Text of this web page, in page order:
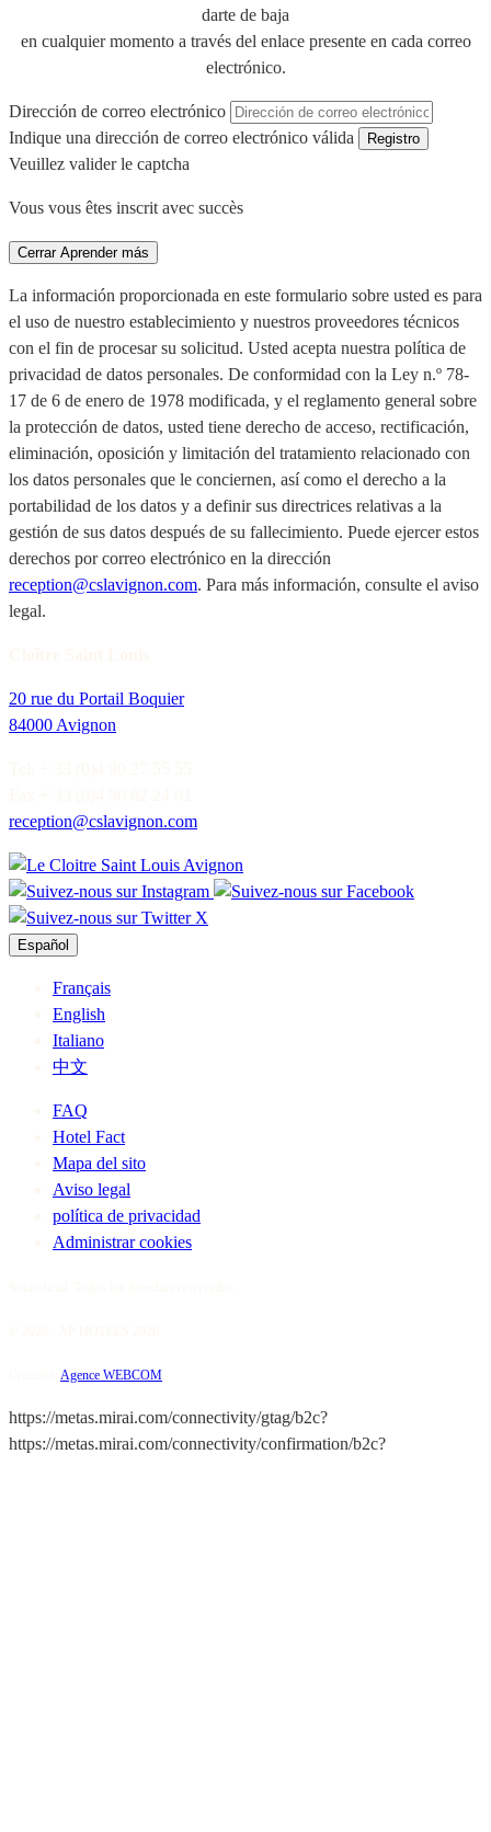
darte de baja
en cualquier momento a través del enlace presente en cada correo
electrónico.
Dirección de correo electrónico
Indique una dirección de correo electrónico válida
Registro
Veuillez valider le captcha
Vous vous êtes inscrit avec succès
Cerrar Aprender más
La información proporcionada en este formulario sobre usted es para
el uso de nuestro establecimiento y nuestros proveedores técnicos
con el fin de procesar su solicitud. Usted acepta nuestra política de
privacidad de datos personales. De conformidad con la Ley n.º 78-
17 de 6 de enero de 1978 modificada, y el reglamento general sobre
la protección de datos, usted tiene derecho de acceso, rectificación,
eliminación, oposición y limitación del tratamiento relacionado con
los datos personales que le conciernen, así como el derecho a la
portabilidad de los datos y a definir sus directrices relativas a la
gestión de sus datos después de su fallecimiento. Puede ejercer estos
derechos por correo electrónico en la dirección
reception@cslavignon.com. Para más información, consulte el aviso
legal.
20 rue du Portail Boquier
84000 Avignon
reception@cslavignon.com
Español
Français
English
Italiano
中文
FAQ
Hotel Fact
Mapa del sito
Aviso legal
política de privacidad
Administrar cookies
Agence WEBCOM
https://metas.mirai.com/connectivity/gtag/b2c?
https://metas.mirai.com/connectivity/confirmation/b2c?